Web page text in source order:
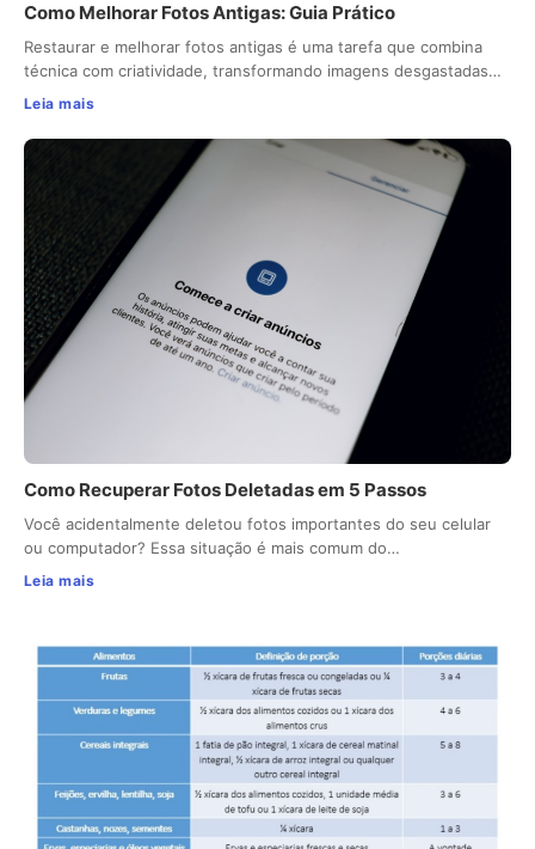
Como Melhorar Fotos Antigas: Guia Prático
Restaurar e melhorar fotos antigas é uma tarefa que combina
técnica com criatividade, transformando imagens desgastadas…
Leia mais
Como Recuperar Fotos Deletadas em 5 Passos
Você acidentalmente deletou fotos importantes do seu celular
ou computador? Essa situação é mais comum do…
Leia mais